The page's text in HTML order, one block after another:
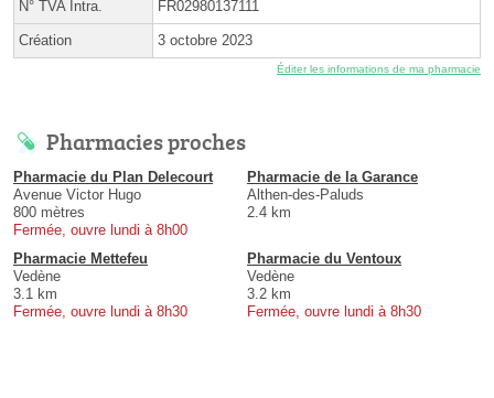
N° TVA Intra. FR02980137111
Création 3 octobre 2023
Éditer les informations de ma pharmacie
Pharmacies proches
Pharmacie du Plan Delecourt
Avenue Victor Hugo
800 mètres
Fermée, ouvre lundi à 8h00
Pharmacie de la Garance
Althen-des-Paluds
2.4 km
Pharmacie Mettefeu
Vedène
3.1 km
Fermée, ouvre lundi à 8h30
Pharmacie du Ventoux
Vedène
3.2 km
Fermée, ouvre lundi à 8h30